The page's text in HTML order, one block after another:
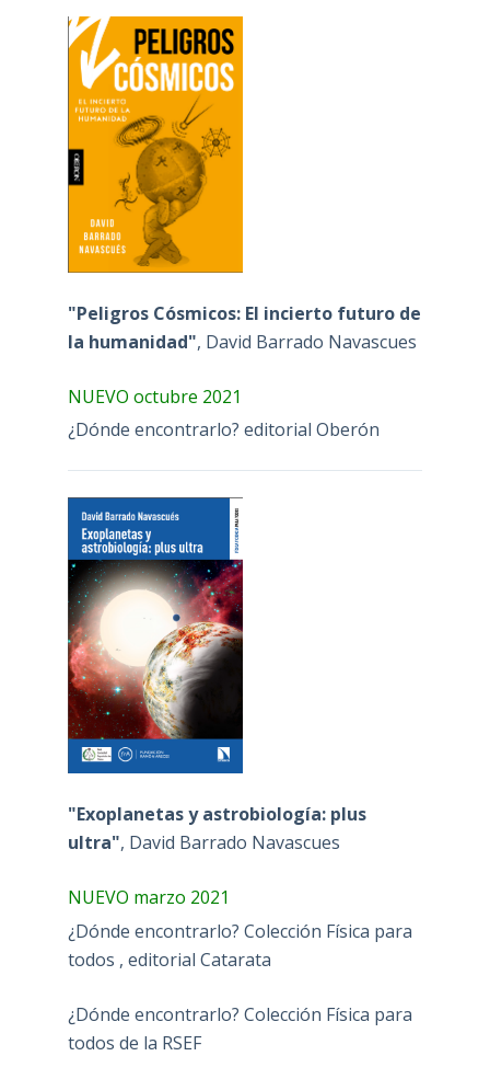
"Peligros Cósmicos: El incierto futuro de
la humanidad", David Barrado Navascues
NUEVO octubre 2021
¿Dónde encontrarlo? editorial Oberón
"Exoplanetas y astrobiología: plus
ultra", David Barrado Navascues
NUEVO marzo 2021
¿Dónde encontrarlo? Colección Física para
todos , editorial Catarata
¿Dónde encontrarlo? Colección Física para
todos de la RSEF